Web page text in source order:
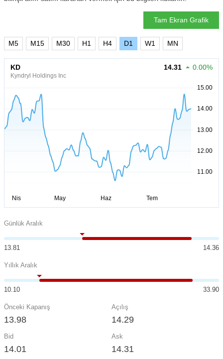
Tam Ekran Grafik
M5 M15 M30 H1 H4 D1 W1 MN
KD
Kyndryl Holdings Inc
14.31 0.00%
Günlük Aralık
13.81 14.36
Yıllık Aralık
10.10 33.90
Önceki Kapanış
13.98
Açılış
14.29
Bid
14.01
Ask
14.31